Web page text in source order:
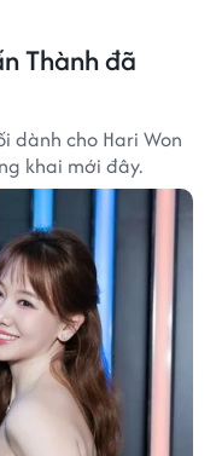
Thành đã
dành cho Hari Won
khai mới đây.